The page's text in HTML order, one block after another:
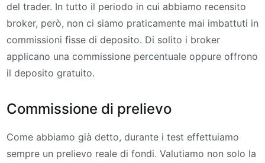
del trader. In tutto il periodo in cui abbiamo recensito
broker, però, non ci siamo praticamente mai imbattuti in
commissioni fisse di deposito. Di solito i broker
applicano una commissione percentuale oppure offrono
il deposito gratuito.
Commissione di prelievo
Come abbiamo già detto, durante i test effettuiamo
sempre un prelievo reale di fondi. Valutiamo non solo la